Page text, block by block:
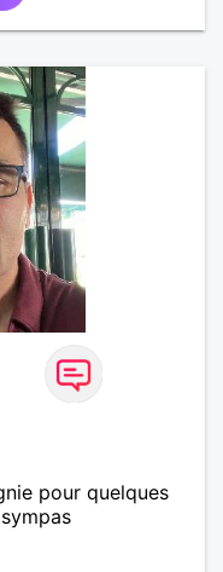
pour quelques